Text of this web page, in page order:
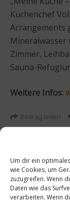
Um dir ein
wie Cookies, um
zuzugreifen. Wenn
Daten wie das
verarbeiten. Wenn
Küchenchef
Arrangements
Mineralwasser
Zimmer,
Sauna-
Weitere Infos:
Beitrag teilen
vorheriger